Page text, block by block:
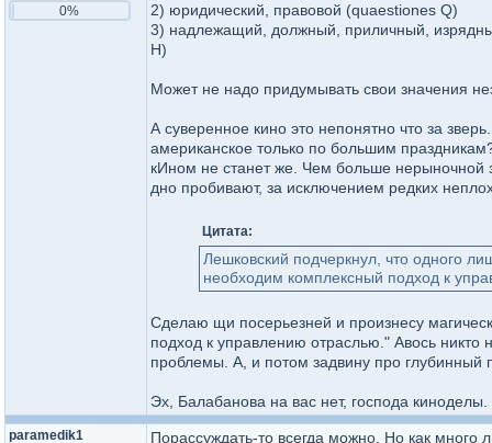
0%
2) юридический, правовой (quaestiones Q)
3) надлежащий, должный, приличный,
H)
Может не надо придумывать свои значения
А суверенное кино это непонятно что за
американское только по большим
кИном не станет же. Чем больше
дно пробивают, за исключением редких
Цитата:
Лешковский подчеркнул, что одного
необходим комплексный подход к
Сделаю щи посерьезней и произнесу
подход к управлению отраслью." Авось
проблемы. А, и потом задвину про глубинный
Эх, Балабанова на вас нет, господа киноделы.
paramedik1
Порассуждать-то всегда можно. Но как много